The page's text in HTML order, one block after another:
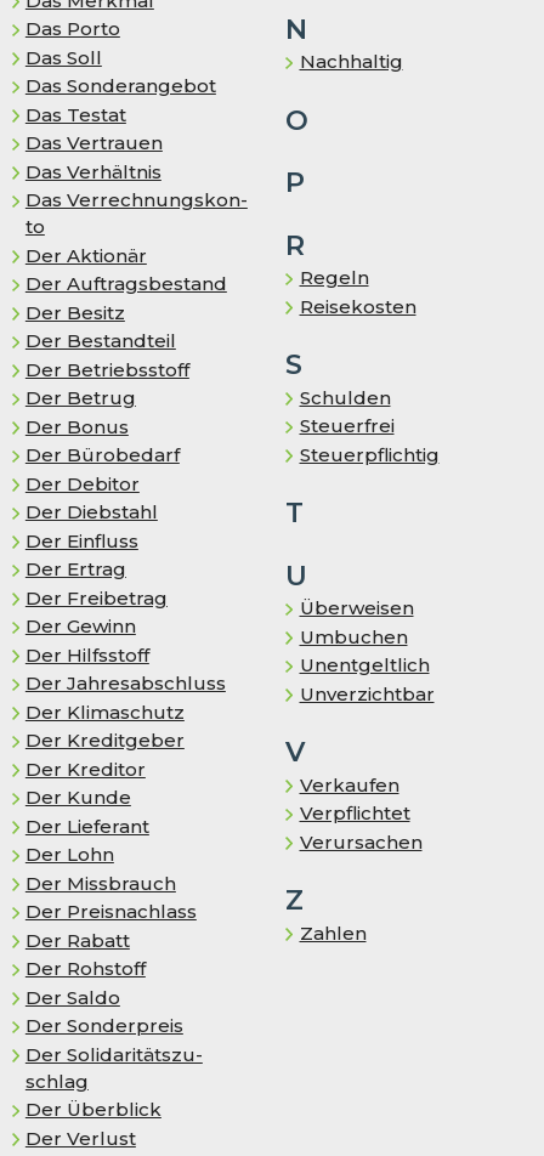
Das Porto
Das Soll
Das Sonderangebot
Das Testat
Das Vertrauen
Das Ver­hält­nis
Das Ver­rech­nungs­kon­
to
Der Aktionär
Der Auf­trags­be­stand
Der Besitz
Der Bestandteil
Der Betriebsstoff
Der Betrug
Der Bonus
Der Bürobedarf
Der Debitor
Der Diebstahl
Der Einfluss
Der Ertrag
Der Freibetrag
Der Gewinn
Der Hilfsstoff
Der Jahresabschluss
Der Klimaschutz
Der Kreditgeber
Der Kreditor
Der Kunde
Der Lieferant
Der Lohn
Der Missbrauch
Der Preisnachlass
Der Rabatt
Der Rohstoff
Der Saldo
Der Sonderpreis
Der So­li­da­ri­täts­zu­
schlag
Der Überblick
Der Verlust
N
Nachhaltig
O
P
R
Regeln
Reisekosten
S
Schulden
Steuerfrei
Steuerpflichtig
T
U
Überweisen
Umbuchen
Unentgeltlich
Unverzichtbar
V
Verkaufen
Verpflichtet
Verursachen
Z
Zahlen